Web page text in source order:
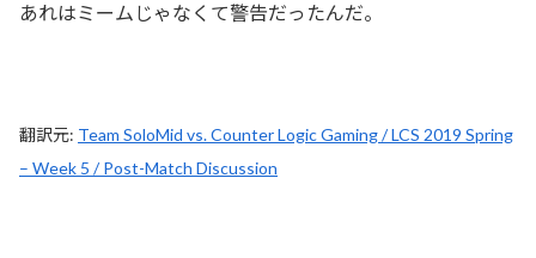
あれはミームじゃなくて警告だったんだ。
翻訳元: Team SoloMid vs. Counter Logic Gaming / LCS 2019 Spring
– Week 5 / Post-Match Discussion